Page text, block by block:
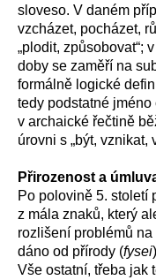
sloveso. V daném
vzcházet, pocházet,
„plodit, způsobovat“;
doby se zaměří na
formálně logické
tedy podstatné
v archaické řečtině
úrovni s „být, vznikat,
Přirozenost a
Po polovině 5. století
z mála znaků, který
rozlišení problémů
dáno od přírody (fysei
Vše ostatní, třeba jak